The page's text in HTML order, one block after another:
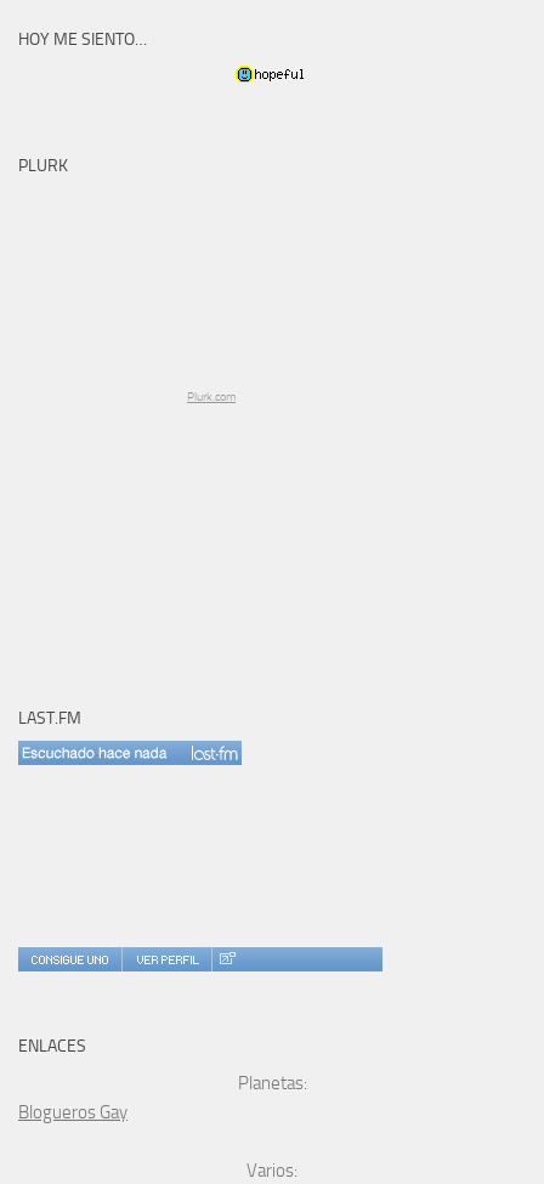
HOY ME SIENTO…
PLURK
Plurk.com
LAST.FM
ENLACES
Planetas:
Blogueros Gay
Varios: